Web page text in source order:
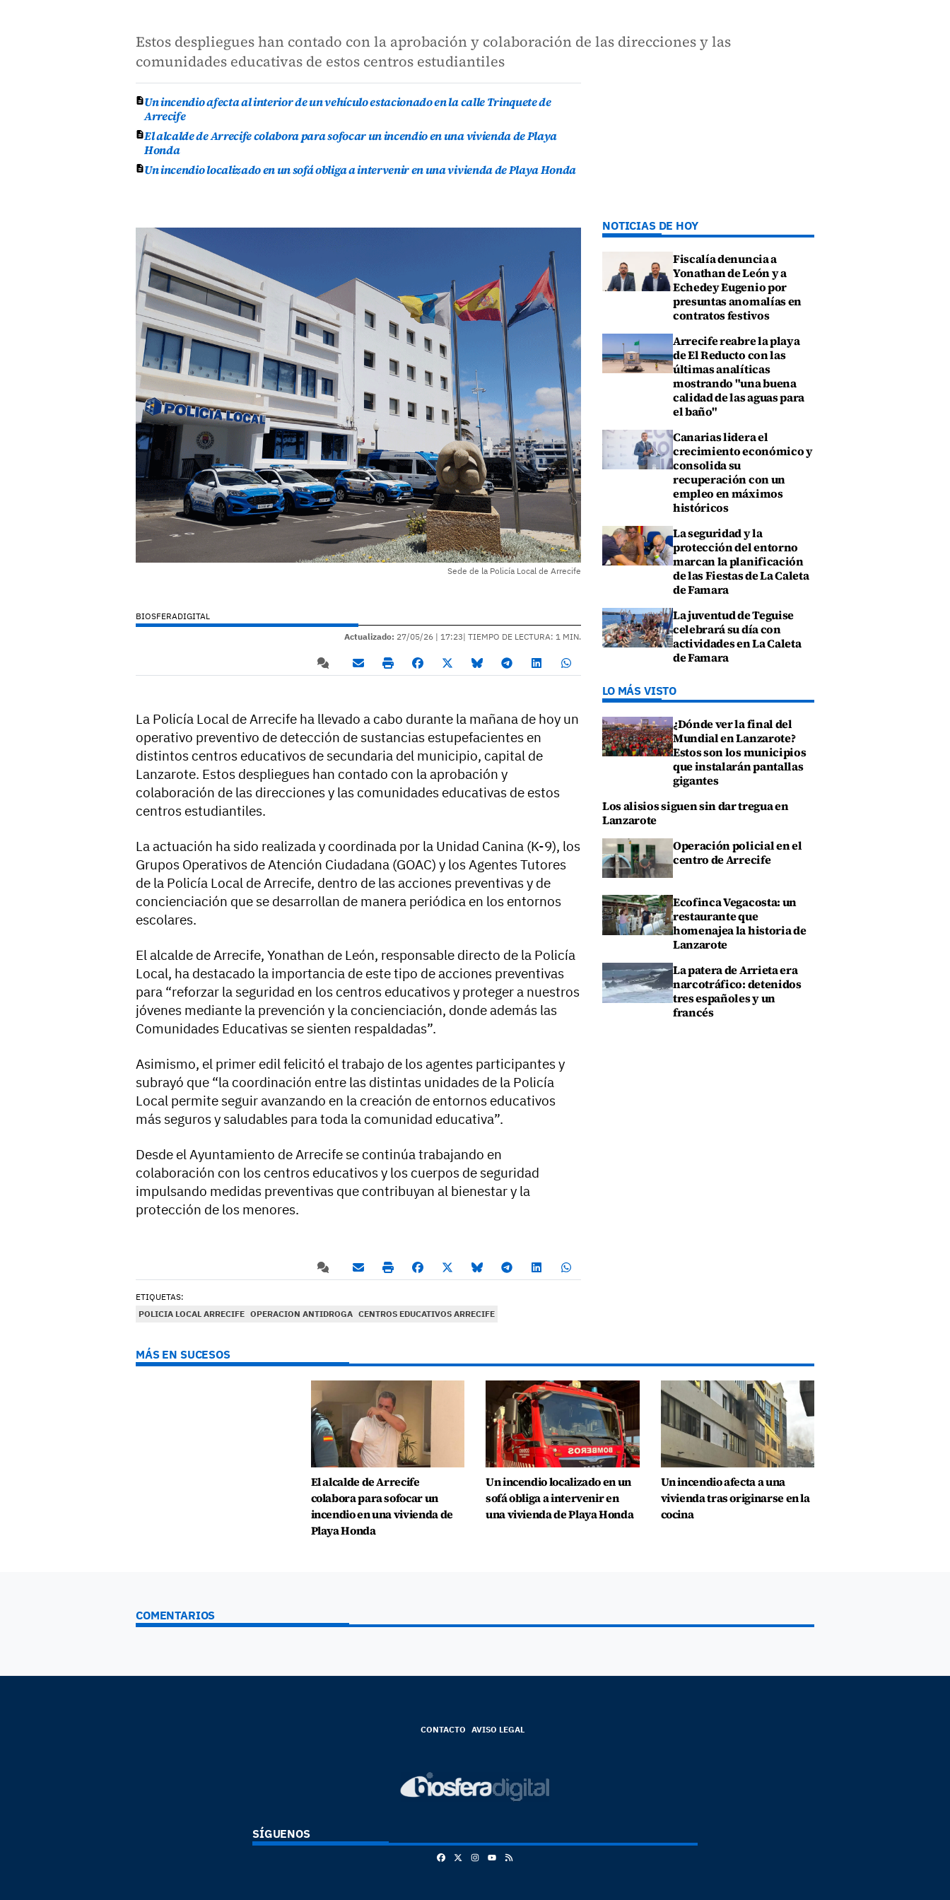
Estos despliegues han contado con la aprobación y colaboración de las direcciones y las
comunidades educativas de estos centros estudiantiles
Un incendio afecta al interior de un vehículo estacionado en la calle Trinquete de
Arrecife
El alcalde de Arrecife colabora para sofocar un incendio en una vivienda de Playa
Honda
Un incendio localizado en un sofá obliga a intervenir en una vivienda de Playa Honda
Sede de la Policía Local de Arrecife
BIOSFERADIGITAL
Actualizado: 27/05/26 | 17:23| TIEMPO DE LECTURA: 1 MIN.
La Policía Local de Arrecife ha llevado a cabo durante la mañana de hoy un
operativo preventivo de detección de sustancias estupefacientes en
distintos centros educativos de secundaria del municipio, capital de
Lanzarote. Estos despliegues han contado con la aprobación y
colaboración de las direcciones y las comunidades educativas de estos
centros estudiantiles.
La actuación ha sido realizada y coordinada por la Unidad Canina (K-9), los
Grupos Operativos de Atención Ciudadana (GOAC) y los Agentes Tutores
de la Policía Local de Arrecife, dentro de las acciones preventivas y de
concienciación que se desarrollan de manera periódica en los entornos
escolares.
El alcalde de Arrecife, Yonathan de León, responsable directo de la Policía
Local, ha destacado la importancia de este tipo de acciones preventivas
para “reforzar la seguridad en los centros educativos y proteger a nuestros
jóvenes mediante la prevención y la concienciación, donde además las
Comunidades Educativas se sienten respaldadas”.
Asimismo, el primer edil felicitó el trabajo de los agentes participantes y
subrayó que “la coordinación entre las distintas unidades de la Policía
Local permite seguir avanzando en la creación de entornos educativos
más seguros y saludables para toda la comunidad educativa”.
Desde el Ayuntamiento de Arrecife se continúa trabajando en
colaboración con los centros educativos y los cuerpos de seguridad
impulsando medidas preventivas que contribuyan al bienestar y la
protección de los menores.
ETIQUETAS:
POLICIA LOCAL ARRECIFE OPERACION ANTIDROGA CENTROS EDUCATIVOS ARRECIFE
NOTICIAS DE HOY
Fiscalía denuncia a
Yonathan de León y a
Echedey Eugenio por
presuntas anomalías en
contratos festivos
Arrecife reabre la playa
de El Reducto con las
últimas analíticas
mostrando "una buena
calidad de las aguas para
el baño"
Canarias lidera el
crecimiento económico y
consolida su
recuperación con un
empleo en máximos
históricos
La seguridad y la
protección del entorno
marcan la planificación
de las Fiestas de La Caleta
de Famara
La juventud de Teguise
celebrará su día con
actividades en La Caleta
de Famara
LO MÁS VISTO
¿Dónde ver la final del
Mundial en Lanzarote?
Estos son los municipios
que instalarán pantallas
gigantes
Los alisios siguen sin dar tregua en
Lanzarote
Operación policial en el
centro de Arrecife
Ecofinca Vegacosta: un
restaurante que
homenajea la historia de
Lanzarote
La patera de Arrieta era
narcotráfico: detenidos
tres españoles y un
francés
MÁS EN SUCESOS
El alcalde de Arrecife
colabora para sofocar un
incendio en una vivienda de
Playa Honda
Un incendio localizado en un
sofá obliga a intervenir en
una vivienda de Playa Honda
Un incendio afecta a una
vivienda tras originarse en la
cocina
COMENTARIOS
CONTACTO AVISO LEGAL
SÍGUENOS
FacebookInstagram